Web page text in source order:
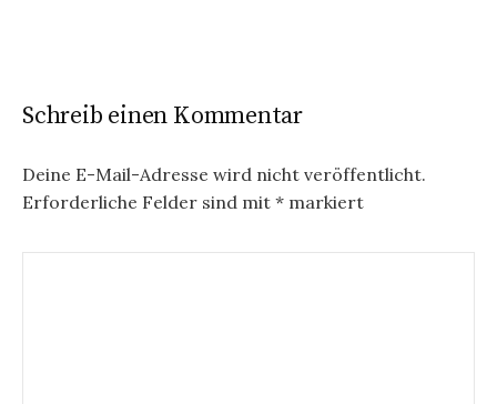
Schreib einen Kommentar
Deine E-Mail-Adresse wird nicht veröffentlicht.
Erforderliche Felder sind mit * markiert